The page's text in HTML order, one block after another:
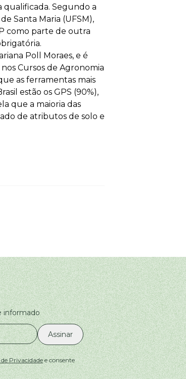
qualificada. Segundo a
Santa Maria (UFSM),
como parte de outra
Poll Moraes, e é
Cursos de Agronomia
as ferramentas mais
estão os GPS (90%),
que a maioria das
de atributos de solo e
informado
Assinar
Privacidadee consente